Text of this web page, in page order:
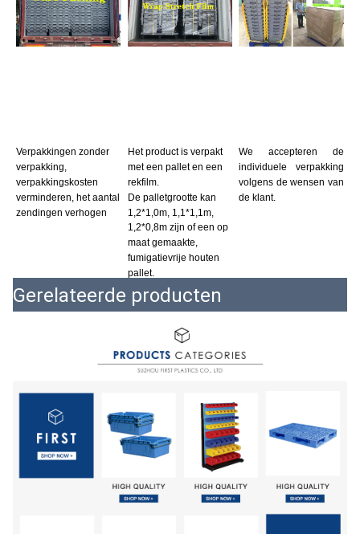
Verpakkingen zonder
verpakking,
verpakkingskosten
verminderen, het aantal
zendingen verhogen
Het product is verpakt
met een pallet en een
rekfilm.
De palletgrootte kan
1,2*1,0m, 1,1*1,1m,
1,2*0,8m zijn of een op
maat gemaakte,
fumigatievrije houten
pallet.
We accepteren de
individuele verpakking
volgens de wensen van
de klant.
Gerelateerde producten